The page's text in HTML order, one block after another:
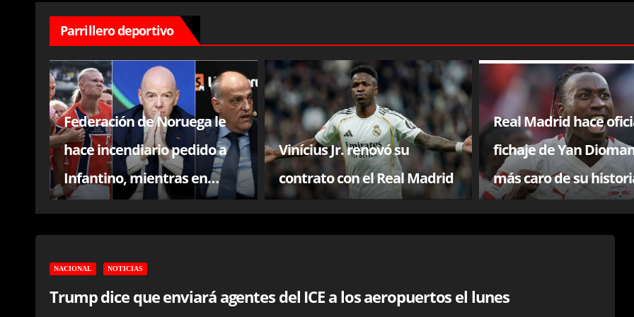
Parrillero deportivo
Federación de Noruega le
hace incendiario pedido a
Infantino, mientras en
de la crisis de la FIFA
Vinícius Jr. renovó su
contrato con el Real Madrid
Real Madrid hace
fichaje de Yan
más caro de su
NACIONAL NOTICIAS
Trump dice que enviará agentes del ICE a los aeropuertos el lunes